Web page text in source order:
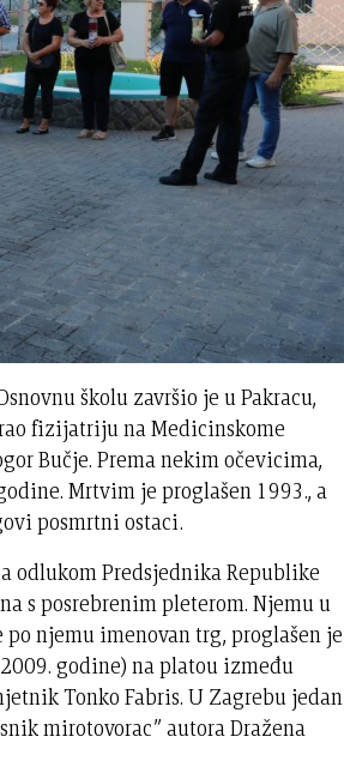
školu završio je u Pakracu,
fizijatriju na Medicinskome
Bučje. Prema nekim očevicima,
Mrtvim je proglašen 1993., a
posmrtni ostaci.
odlukom Predsjednika Republike
s posrebrenim pleterom. Njemu u
po njemu imenovan trg, proglašen je
godine) na platou između
Tonko Fabris. U Zagrebu jedan
mirotovorac” autora Dražena